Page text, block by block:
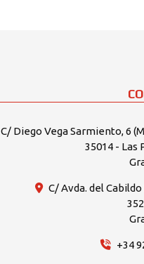
C/ Diego Vega Sarmiento, 6
35014 - Las
C/ Avda. del Cabildo
+34